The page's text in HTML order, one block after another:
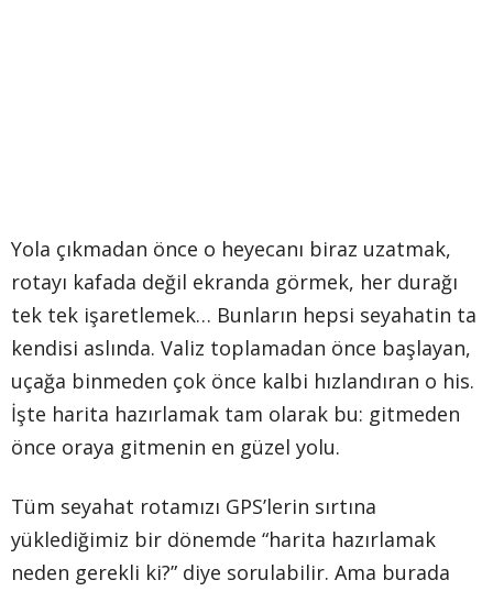
Yola çıkmadan önce o heyecanı biraz uzatmak,
rotayı kafada değil ekranda görmek, her durağı
tek tek işaretlemek… Bunların hepsi seyahatin ta
kendisi aslında. Valiz toplamadan önce başlayan,
uçağa binmeden çok önce kalbi hızlandıran o his.
İşte harita hazırlamak tam olarak bu: gitmeden
önce oraya gitmenin en güzel yolu.
Tüm seyahat rotamızı GPS’lerin sırtına
yüklediğimiz bir dönemde “harita hazırlamak
neden gerekli ki?” diye sorulabilir. Ama burada